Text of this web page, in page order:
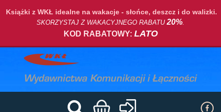
Książki z WKŁ idealne na wakacje - słońce, deszcz i do walizki.
SKORZYSTAJ Z WAKACYJNEGO RABATU20%.
KOD RABATOWY: LATO